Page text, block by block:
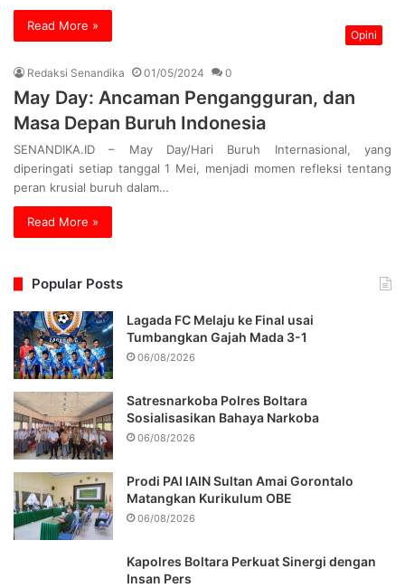
Read More »
Opini
Redaksi Senandika 01/05/2024 0
May Day: Ancaman Pengangguran, dan
Masa Depan Buruh Indonesia
SENANDIKA.ID – May Day/Hari Buruh Internasional, yang
diperingati setiap tanggal 1 Mei, menjadi momen refleksi tentang
peran krusial buruh dalam…
Read More »
Popular Posts
Lagada FC Melaju ke Final usai
Tumbangkan Gajah Mada 3-1
06/08/2026
Satresnarkoba Polres Boltara
Sosialisasikan Bahaya Narkoba
06/08/2026
Prodi PAI IAIN Sultan Amai Gorontalo
Matangkan Kurikulum OBE
06/08/2026
Kapolres Boltara Perkuat Sinergi dengan
Insan Pers